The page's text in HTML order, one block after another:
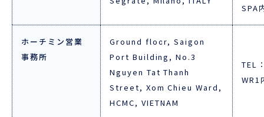
SPA
ホーチミン営業
事務所
Ground floor, Saigon
Port Building, No.3
Nguyen Tat Thanh
Street, Xom Chieu Ward,
HCMC, VIETNAM
TEL
WR1